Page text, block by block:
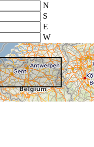
N
S
E
W